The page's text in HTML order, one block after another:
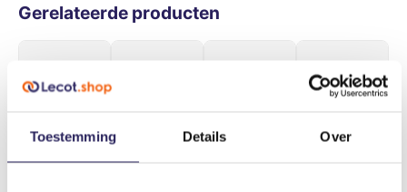
Toestemming Details Over
Gerelateerde producten